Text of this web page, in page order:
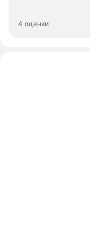
4 оценки